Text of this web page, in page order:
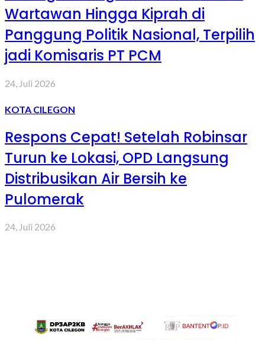
Wartawan Hingga Kiprah di
Panggung Politik Nasional, Terpilih
jadi Komisaris PT PCM
24, Juli 2026
KOTA CILEGON
Respons Cepat! Setelah Robinsar
Turun ke Lokasi, OPD Langsung
Distribusikan Air Bersih ke
Pulomerak
24, Juli 2026